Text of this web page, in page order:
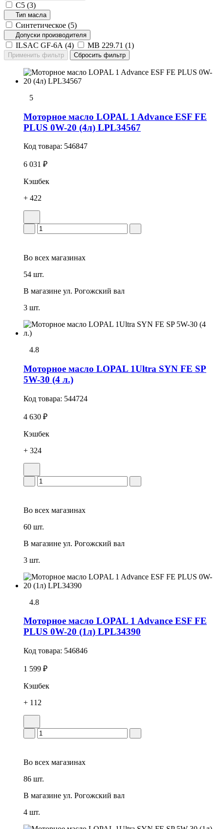
C5 (3)
Тип масла
Cинтетическое (5)
Допуски производителя
ILSAC GF-6A (4) MB 229.71 (1)
5
Моторное масло LOPAL 1 Advance ESF FE
PLUS 0W-20 (4л) LPL34567
Код товара: 546847
6 031 ₽
Кэшбек
+ 422
Во всех магазинах
54 шт.
В магазине ул. Рогожский вал
3 шт.
4.8
Моторное масло LOPAL 1Ultra SYN FE SP
5W-30 (4 л.)
Код товара: 544724
4 630 ₽
Кэшбек
+ 324
Во всех магазинах
60 шт.
В магазине ул. Рогожский вал
3 шт.
4.8
Моторное масло LOPAL 1 Advance ESF FE
PLUS 0W-20 (1л) LPL34390
Код товара: 546846
1 599 ₽
Кэшбек
+ 112
Во всех магазинах
86 шт.
В магазине ул. Рогожский вал
4 шт.